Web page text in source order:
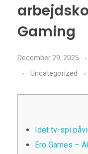
Gaming
December 29, 2025
Uncategorized
Idet tv-spi
Ero Games –